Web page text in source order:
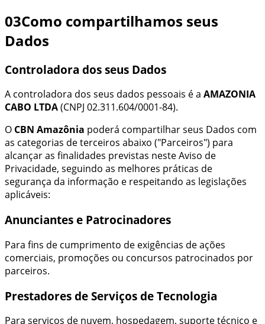
03Como compartilhamos seus
Dados
Controladora dos seus Dados
A controladora dos seus dados pessoais é a AMAZONIA
CABO LTDA(CNPJ 02.311.604/0001-84).
O CBN Amazônia poderá compartilhar seus Dados com
as categorias de terceiros abaixo ("Parceiros") para
alcançar as finalidades previstas neste Aviso de
Privacidade, seguindo as melhores práticas de
segurança da informação e respeitando as legislações
aplicáveis:
Anunciantes e Patrocinadores
Para fins de cumprimento de exigências de ações
comerciais, promoções ou concursos patrocinados por
parceiros.
Prestadores de Serviços de Tecnologia
Para serviços de nuvem, hospedagem, suporte técnico e